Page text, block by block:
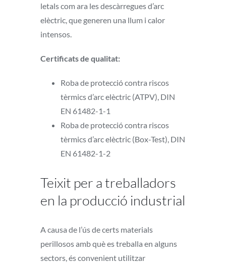
letals com ara les descàrregues d’arc
elèctric, que generen una llum i calor
intensos.
Certificats de qualitat:
Roba de protecció contra riscos
tèrmics d’arc elèctric (ATPV), DIN
EN 61482-1-1
Roba de protecció contra riscos
tèrmics d’arc elèctric (Box-Test), DIN
EN 61482-1-2
Teixit per a treballadors
en la producció industrial
A causa de l’ús de certs materials
perillosos amb què es treballa en alguns
sectors, és convenient utilitzar